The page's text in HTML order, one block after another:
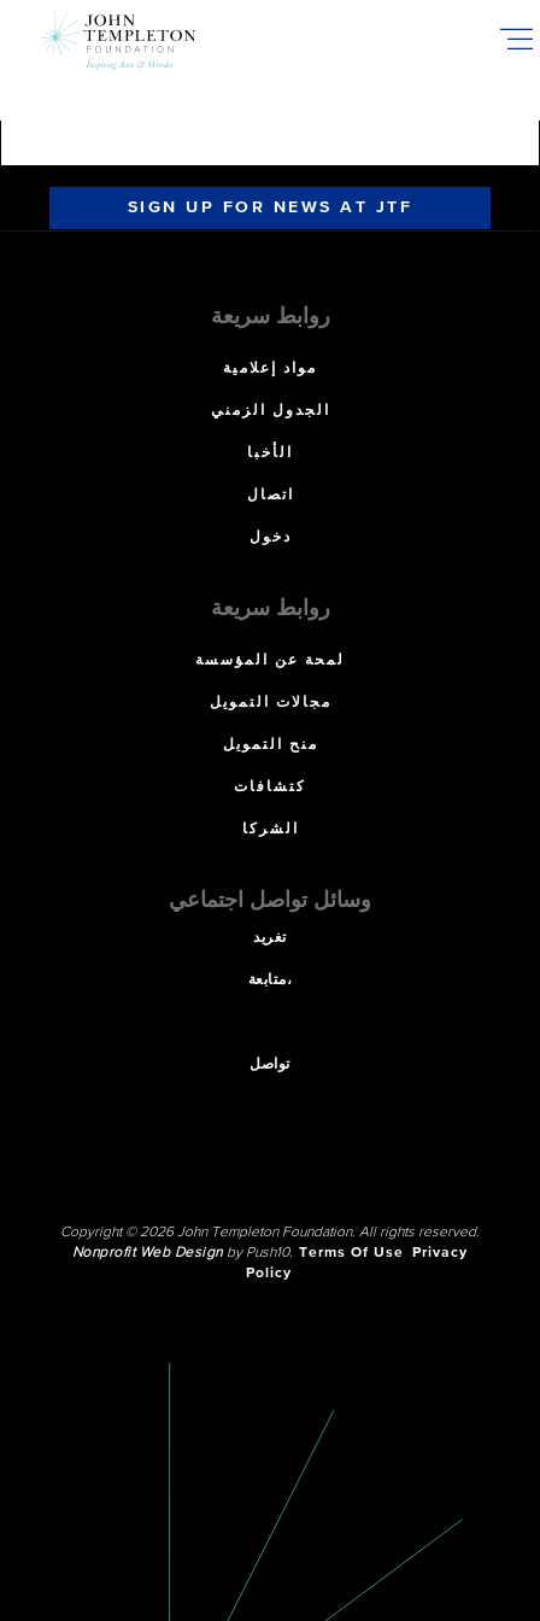
SIGN UP FOR NEWS AT JTF
روابط سريعة
مواد إعلامية
الجدول الزمني
الأخبا
اتصال
دخول
روابط سريعة
لمحة عن المؤسسة
مجالات التمويل
منح التمويل
كتشافات
الشركا
وسائل تواصل اجتماعي
تغريد
متابعة،
تواصل
Copyright © 2026 John Templeton Foundation. All rights reserved.
Nonprofit Web Designby Push10. Terms Of Use
Privacy
Policy